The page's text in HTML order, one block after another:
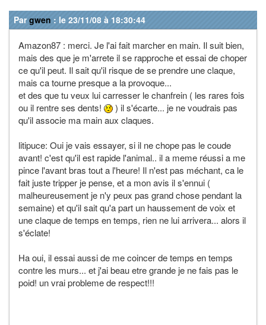
Pargwen : le 23/11/08 à 18:30:44
Amazon87 : merci. Je l'ai fait marcher en main. Il suit bien,
mais des que je m'arrete il se rapproche et essai de choper
ce qu'il peut. Il sait qu'il risque de se prendre une claque,
mais ca tourne presque a la provoque...
et des que tu veux lui carresser le chanfrein ( les rares fois
ou il rentre ses dents!
) il s'écarte... je ne voudrais pas
qu'il associe ma main aux claques.
litipuce: Oui je vais essayer, si il ne chope pas le coude
avant! c'est qu'il est rapide l'animal.. il a meme réussi a me
pince l'avant bras tout a l'heure! Il n'est pas méchant, ca le
fait juste tripper je pense, et a mon avis il s'ennui (
malheureusement je n'y peux pas grand chose pendant la
semaine) et qu'il sait qu'a part un haussement de voix et
une claque de temps en temps, rien ne lui arrivera... alors il
s'éclate!
Ha oui, il essai aussi de me coincer de temps en temps
contre les murs... et j'ai beau etre grande je ne fais pas le
poid! un vrai probleme de respect!!!